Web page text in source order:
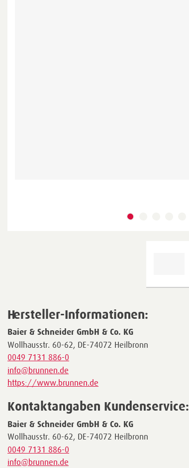
Hersteller-Informationen:
Baier & Schneider GmbH & Co. KG
Wollhausstr. 60-62, DE-74072 Heilbronn
0049 7131 886-0
info@brunnen.de
https://www.brunnen.de
Kontaktangaben Kundenservice:
Baier & Schneider GmbH & Co. KG
Wollhausstr. 60-62, DE-74072 Heilbronn
0049 7131 886-0
info@brunnen.de